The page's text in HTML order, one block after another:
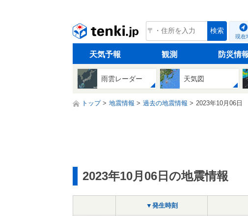
tenki.jp 検索
現在
天気予報 観測 防災情
雨雲レーダー 天気図
トップ 地震情報 過去の地震情報 2023年10月06日
2023年10月06日の地震情報
▼発生時刻